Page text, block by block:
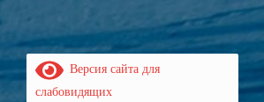
Версия сайта для
слабовидящих